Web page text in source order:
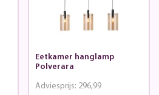
Eetkamer hanglamp
Polverara
Adviesprijs: 296,99